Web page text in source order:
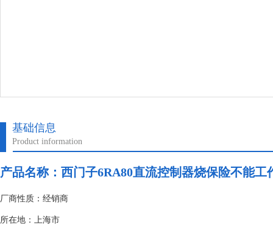
基础信息
Product information
产品名称： 西门子6RA80直流控制器烧保险不能工
厂商性质：经销商
所在地：上海市